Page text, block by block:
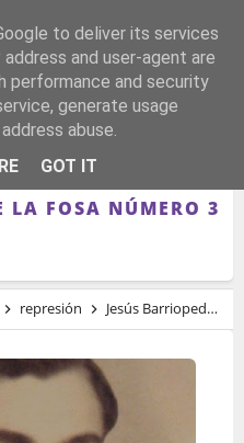
FUSILADO A LOS 23
POR
LA FOSA NÚMERO 3
represión Jesús Barriopedro, fusilado a los 23 años, es el primer identificado por prueba genética de la fosa número 3 de Guadalajara
to deliver its services
and user-agent are
performance and security
generate usage
abuse.
GOT IT